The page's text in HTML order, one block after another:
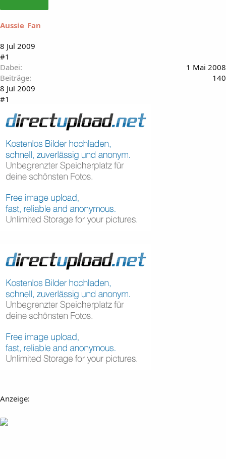
a
t
Aussie_Fan
8 Jul 2009
#1
Dabei
1 Mai 2008
Beiträge
140
8 Jul 2009
#1
Anzeige: